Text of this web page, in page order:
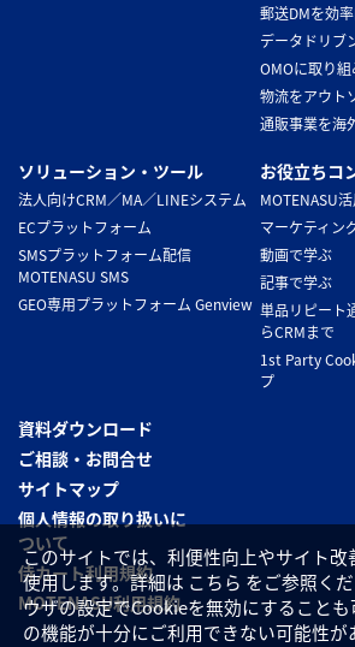
郵送DMを効
データドリブ
OMOに取り組
物流をアウト
通販事業を海
ソリューション・ツール
法人向けCRM／MA／LINEシステム
ECプラットフォーム
SMSプラットフォーム配信
MOTENASU SMS
GEO専用プラットフォーム Genview
お役立ちコ
MOTENASU
マーケティン
動画で学ぶ
記事で学ぶ
単品リピート
らCRMまで
1st Party
プ
資料ダウンロード
ご相談・お問合せ
サイトマップ
個人情報の取り扱いに
ついて
侍カート利用規約
MOTENASU利用規約
このサイトでは、利便性向上やサイト改
使用します。詳細は こちら をご参照く
ウザの設定でCookieを無効にすること
の機能が十分にご利用できない可能性が